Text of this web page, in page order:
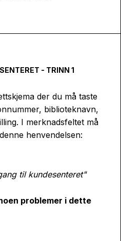
- TRINN 1
der du må taste
biblioteknavn,
I merknadsfeltet må
henvendelsen:
til kundesenteret"
problemer i dette